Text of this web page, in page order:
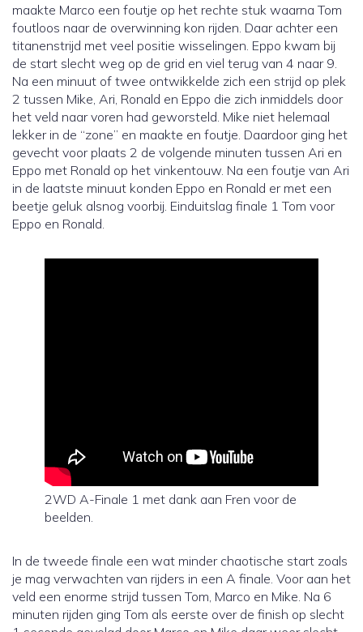
maakte Marco een foutje op het rechte stuk waarna Tom
foutloos naar de overwinning kon rijden. Daar achter een
titanenstrijd met veel positie wisselingen. Eppo kwam bij
de start slecht weg op de grid en viel terug van 4 naar 9.
Na een minuut of twee ontwikkelde zich een strijd op plek
2 tussen Mike, Ari, Ronald en Eppo die zich inmiddels door
het veld naar voren had geworsteld. Mike niet helemaal
lekker in de “zone” en maakte en foutje. Daardoor ging het
gevecht voor plaats 2 de volgende minuten tussen Ari en
Eppo met Ronald op het vinkentouw. Na een foutje van Ari
in de laatste minuut konden Eppo en Ronald er met een
beetje geluk alsnog voorbij. Einduitslag finale 1 Tom voor
Eppo en Ronald.
2WD A-Finale 1 met dank aan Fren voor de
beelden.
In de tweede finale een wat minder chaotische start zoals
je mag verwachten van rijders in een A finale. Voor aan het
veld een enorme strijd tussen Tom, Marco en Mike. Na 6
minuten rijden ging Tom als eerste over de finish op slecht